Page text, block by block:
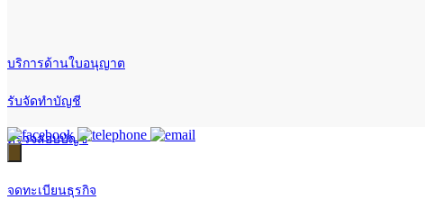
บริการด้านใบอนุญาต
รับจัดทำบัญชี
ตรวจสอบบัญชี
จดทะเบียนธุรกิจ